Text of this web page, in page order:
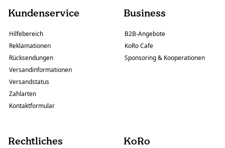
Kundenservice
Hilfebereich
Reklamationen
Rücksendungen
Versandinformationen
Versandstatus
Zahlarten
Kontaktformular
Business
B2B-Angebote
KoRo Cafe
Sponsoring & Kooperationen
Rechtliches KoRo